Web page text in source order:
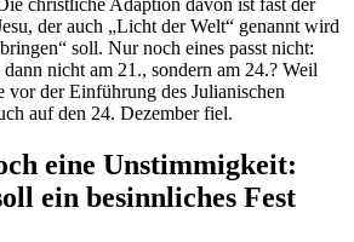
christliche Adaption davon ist fast der
der auch „Licht der Welt“ genannt wird
soll. Nur noch eines passt nicht:
nicht am 21., sondern am 24.? Weil
vor der Einführung des Julianischen
auf den 24. Dezember fiel.
eine Unstimmigkeit:
ein besinnliches Fest